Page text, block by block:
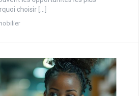
choisir […]